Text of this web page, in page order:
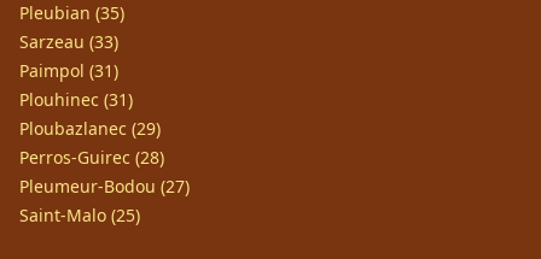
Pleubian (35)
Sarzeau (33)
Paimpol (31)
Plouhinec (31)
Ploubazlanec (29)
Perros-Guirec (28)
Pleumeur-Bodou (27)
Saint-Malo (25)